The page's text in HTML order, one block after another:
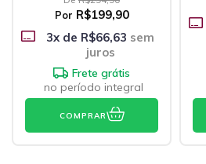
Por R$199,90
3x de R$66,63 sem
juros
Frete grátis
no período integral
COMPRAR